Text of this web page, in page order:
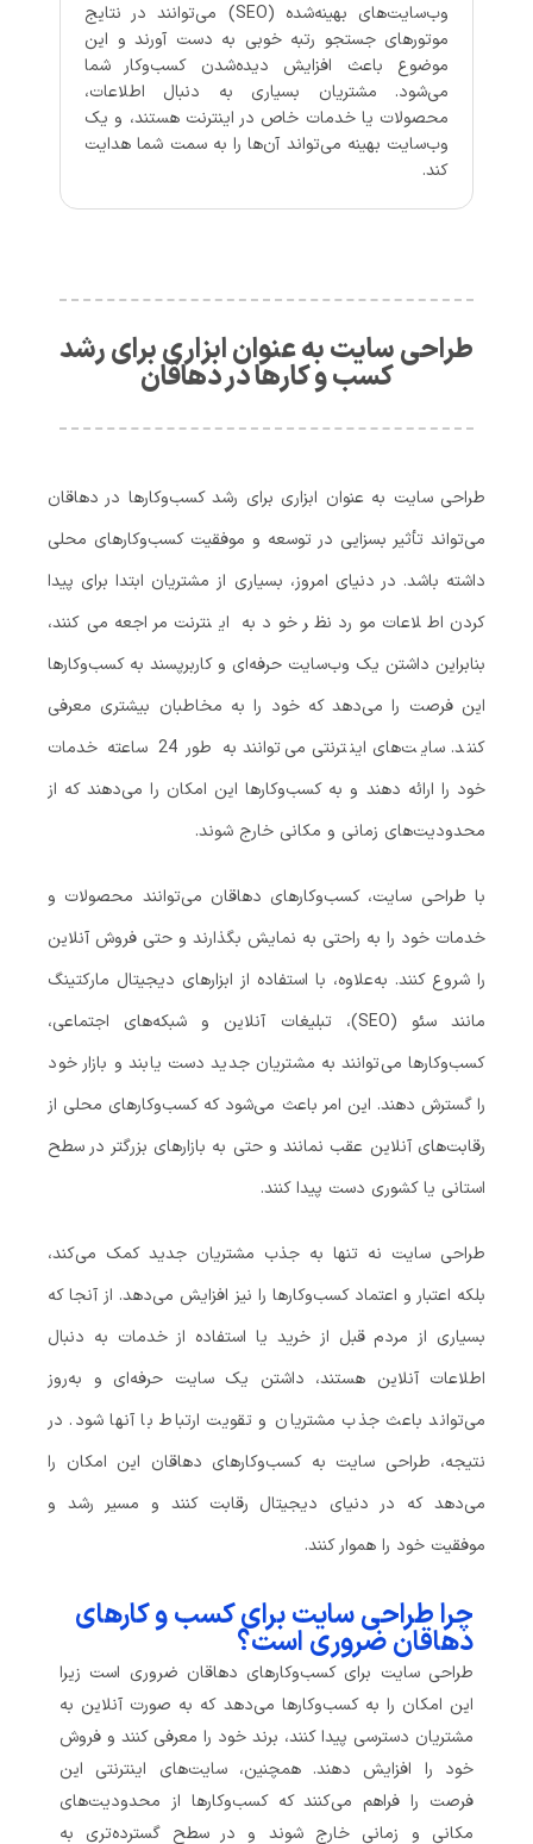
وب‌سایت‌های بهینه‌شده (SEO) می‌توانند در نتایج
موتورهای جستجو رتبه خوبی به دست آورند و این
موضوع باعث افزایش دیده‌شدن کسب‌وکار شما
می‌شود. مشتریان بسیاری به دنبال اطلاعات،
محصولات یا خدمات خاص در اینترنت هستند، و یک
وب‌سایت بهینه می‌تواند آن‌ها را به سمت شما هدایت
کند.
طراحی سایت به عنوان ابزاری برای رشد
کسب‌ و کارها در دهاقان
طراحی سایت به عنوان ابزاری برای رشد کسب‌وکارها در دهاقان
می‌تواند تأثیر بسزایی در توسعه و موفقیت کسب‌وکارهای محلی
داشته باشد. در دنیای امروز، بسیاری از مشتریان ابتدا برای پیدا
کردن اطلاعات مورد نظر خود به اینترنت مراجعه می‌کنند،
بنابراین داشتن یک وب‌سایت حرفه‌ای و کاربرپسند به کسب‌وکارها
این فرصت را می‌دهد که خود را به مخاطبان بیشتری معرفی
کنند. سایت‌های اینترنتی می‌توانند به طور 24 ساعته خدمات
خود را ارائه دهند و به کسب‌وکارها این امکان را می‌دهند که از
محدودیت‌های زمانی و مکانی خارج شوند.
با طراحی سایت، کسب‌وکارهای دهاقان می‌توانند محصولات و
خدمات خود را به راحتی به نمایش بگذارند و حتی فروش آنلاین
را شروع کنند. به‌علاوه، با استفاده از ابزارهای دیجیتال مارکتینگ
مانند سئو (SEO)، تبلیغات آنلاین و شبکه‌های اجتماعی،
کسب‌وکارها می‌توانند به مشتریان جدید دست یابند و بازار خود
را گسترش دهند. این امر باعث می‌شود که کسب‌وکارهای محلی از
رقابت‌های آنلاین عقب نمانند و حتی به بازارهای بزرگتر در سطح
استانی یا کشوری دست پیدا کنند.
طراحی سایت نه تنها به جذب مشتریان جدید کمک می‌کند،
بلکه اعتبار و اعتماد کسب‌وکارها را نیز افزایش می‌دهد. از آنجا که
بسیاری از مردم قبل از خرید یا استفاده از خدمات به دنبال
اطلاعات آنلاین هستند، داشتن یک سایت حرفه‌ای و به‌روز
می‌تواند باعث جذب مشتریان و تقویت ارتباط با آنها شود. در
نتیجه، طراحی سایت به کسب‌وکارهای دهاقان این امکان را
می‌دهد که در دنیای دیجیتال رقابت کنند و مسیر رشد و
موفقیت خود را هموار کنند.
چرا طراحی سایت برای کسب‌ و کارهای
دهاقان ضروری است؟
طراحی سایت برای کسب‌وکارهای دهاقان ضروری است زیرا
این امکان را به کسب‌وکارها می‌دهد که به صورت آنلاین به
مشتریان دسترسی پیدا کنند، برند خود را معرفی کنند و فروش
خود را افزایش دهند. همچنین، سایت‌های اینترنتی این
فرصت را فراهم می‌کنند که کسب‌وکارها از محدودیت‌های
مکانی و زمانی خارج شوند و در سطح گسترده‌تری به